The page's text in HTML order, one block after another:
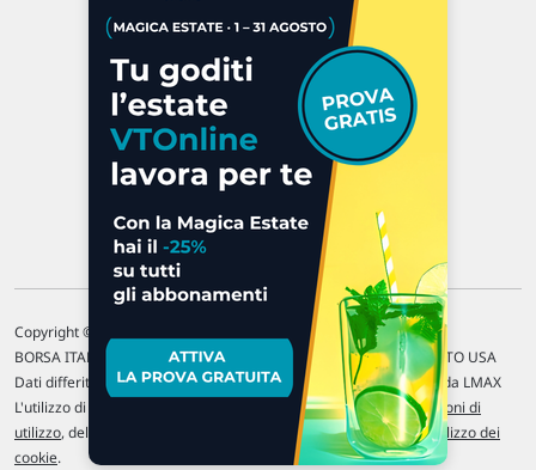
P.IVA 02 452 460 401
Chi siamo
Commenti e segnalazioni
Contattaci
Copyright © 1996-2026 Traderlink Italia s.r.l.
BORSA ITALIANA Quotazioni di borsa differite di 15 min. / MERCATO USA
Dati differiti di 15 min. (fonte Intrinio) / FOREX Quotazioni fornite da LMAX
L'utilizzo di questo sito implica l'accettazione delle nostreCondizioni di
utilizzo, del Politiche sulla privacye dell'Utilizzo dei
cookie.